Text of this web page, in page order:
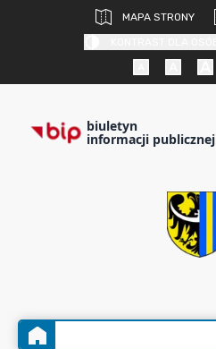
MAPA STRONY
biuletyn
informacji publicznej